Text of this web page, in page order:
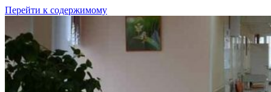
Перейти к содержимому